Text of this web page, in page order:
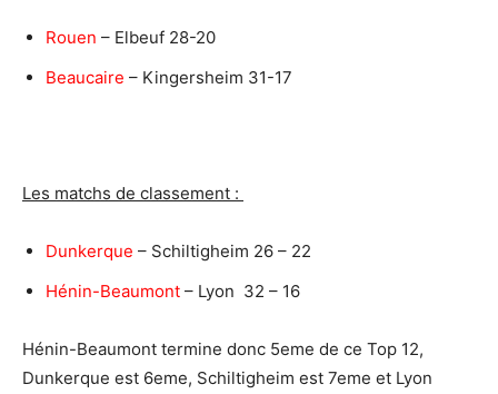
Rouen – Elbeuf 28-20
Beaucaire – Kingersheim 31-17
Les matchs de classement :
Dunkerque – Schiltigheim 26 – 22
Hénin-Beaumont – Lyon 32 – 16
Hénin-Beaumont termine donc 5eme de ce Top 12,
Dunkerque est 6eme, Schiltigheim est 7eme et Lyon